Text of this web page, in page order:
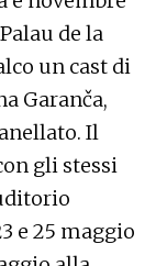
de la
un cast di
Garanča,
Il
gli stessi
e 25 maggio